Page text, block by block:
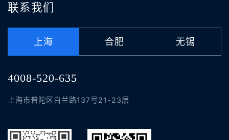
联系我们
上海 合肥 无锡
4008-520-635
上海市普陀区白兰路137号21-23层